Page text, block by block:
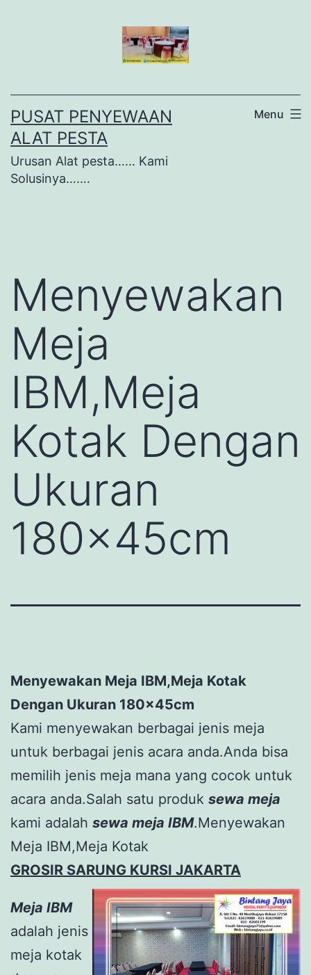
PUSAT PENYEWAAN
ALAT PESTA
Urusan Alat pesta…… Kami
Solusinya…….
Menu
Menyewakan
Meja
IBM,Meja
Kotak Dengan
Ukuran
180x45cm
Menyewakan Meja IBM,Meja Kotak
Dengan Ukuran 180x45cm
Kami menyewakan berbagai jenis meja
untuk berbagai jenis acara anda.Anda bisa
memilih jenis meja mana yang cocok untuk
acara anda.Salah satu produk sewa meja
kami adalah sewa meja IBM.Menyewakan
Meja IBM,Meja Kotak
GROSIR SARUNG KURSI JAKARTA
Meja IBM
adalah jenis
meja kotak